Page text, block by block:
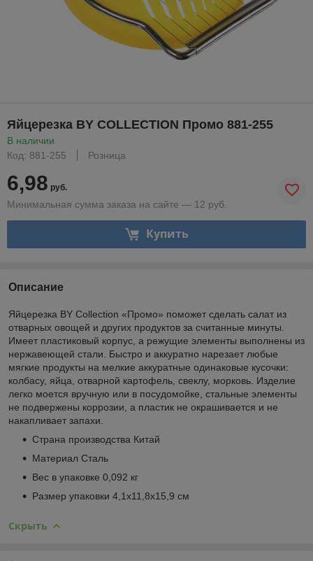
Яйцерезка BY COLLECTION Промо 881-255
В наличии
Код: 881-255
Розница
6,98 руб.
Минимальная сумма заказа на сайте — 12 руб.
Купить
Описание
Яйцерезка BY Collection «Промо» поможет сделать салат из
отварных овощей и других продуктов за считанные минуты.
Имеет пластиковый корпус, а режущие элементы выполнены из
нержавеющей стали. Быстро и аккуратно нарезает любые
мягкие продукты на мелкие аккуратные одинаковые кусочки:
колбасу, яйца, отварной картофель, свеклу, морковь. Изделие
легко моется вручную или в посудомойке, стальные элементы
не подвержены коррозии, а пластик не окрашивается и не
накапливает запахи.
Страна производства Китай
Материал Сталь
Вес в упаковке 0,092 кг
Размер упаковки 4,1х11,8х15,9 см
Скрыть